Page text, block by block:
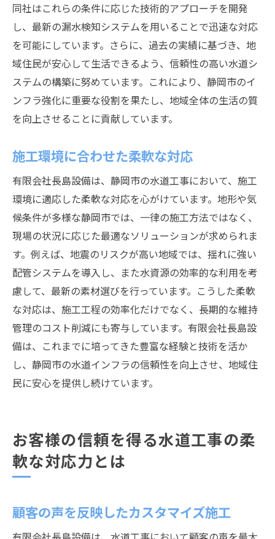
同社はこれらの条件に応じた技術的アプローチを開発
し、最新の漏水検知システムを用いることで迅速な対応
を可能にしています。さらに、過去の実績に基づき、地
域住民が安心して生活できるよう、信頼性の高い水道シ
ステムの構築に努めています。これにより、静岡市のイ
ンフラ強化に重要な役割を果たし、地域全体の生活の質
を向上させることに貢献しています。
施工環境に合わせた柔軟な対応
有限会社長島設備は、静岡市の水道工事において、施工
環境に適応した柔軟な対応を心がけています。地形や気
候条件が多様な静岡市では、一律の施工方法ではなく、
現場の状況に応じた最適なソリューションが求められま
す。例えば、地震のリスクが高い地域では、揺れに強い
配管システムを導入し、また水資源の効率的な利用を考
慮して、最新の素材選びを行っています。こうした柔軟
な対応は、施工工程の効率化だけでなく、長期的な維持
管理のコスト削減にも寄与しています。有限会社長島設
備は、これまでに培ってきた豊富な経験と技術を活か
し、静岡市の水道インフラの信頼性を向上させ、地域住
民に安心を提供し続けています。
お客様の信頼を得る水道工事の柔
軟な対応力とは
顧客の声を反映したカスタマイズ施工